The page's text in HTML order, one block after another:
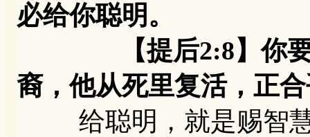
必给你聪明。
【提后2:8】你要记
裔，他从死里复活，正
给聪明，就是赐智慧